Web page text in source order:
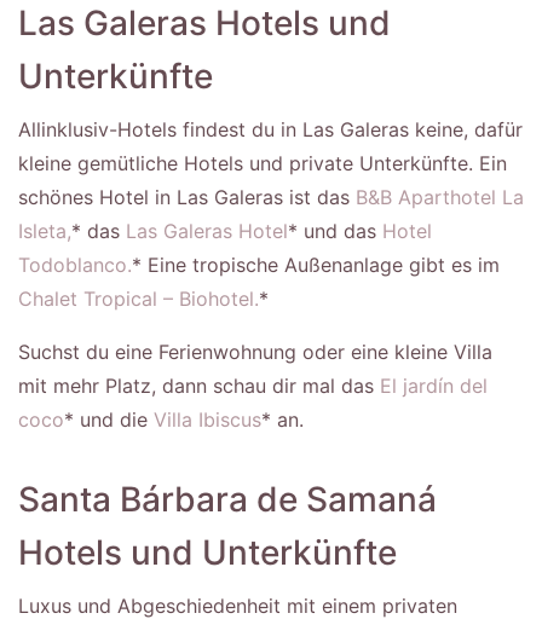
Las Galeras Hotels und
Unterkünfte
Allinklusiv-Hotels findest du in Las Galeras keine, dafür
kleine gemütliche Hotels und private Unterkünfte. Ein
schönes Hotel in Las Galeras ist das B&B Aparthotel La
Isleta,* das Las Galeras Hotel* und das Hotel
Todoblanco.* Eine tropische Außenanlage gibt es im
Chalet Tropical – Biohotel.*
Suchst du eine Ferienwohnung oder eine kleine Villa
mit mehr Platz, dann schau dir mal das El jardín del
coco* und die Villa Ibiscus* an.
Santa Bárbara de Samaná
Hotels und Unterkünfte
Luxus und Abgeschiedenheit mit einem privaten